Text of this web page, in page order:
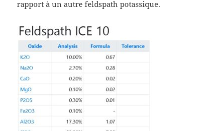
rapport à un autre feldspath potassique.